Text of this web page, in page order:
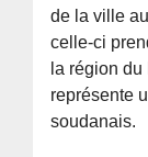
de la ville
celle-ci
la région du
représente
soudanais.